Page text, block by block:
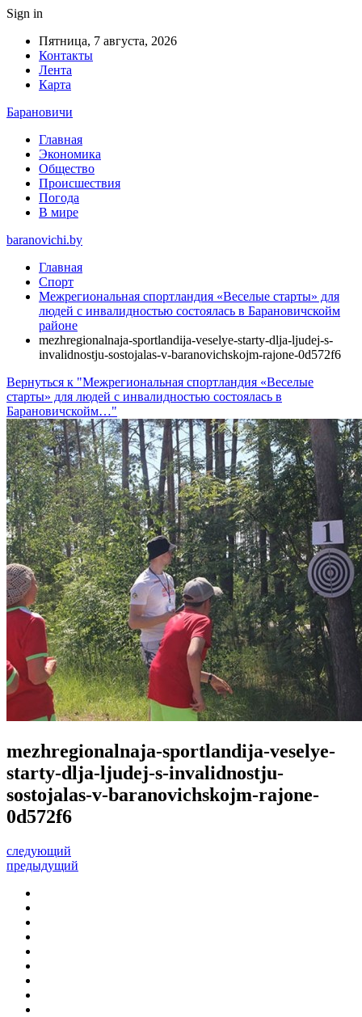
Sign in
Пятница, 7 августа, 2026
Контакты
Лента
Карта
Барановичи
Главная
Экономика
Общество
Происшествия
Погода
В мире
baranovichi.by
Главная
Спорт
Межрегиональная спортландия «Веселые старты» для
людей с инвалидностью состоялась в Барановичскойм
районе
mezhregionalnaja-sportlandija-veselye-starty-dlja-ljudej-s-
invalidnostju-sostojalas-v-baranovichskojm-rajone-0d572f6
Вернуться к "Межрегиональная спортландия «Веселые
старты» для людей с инвалидностью состоялась в
Барановичскойм…"
mezhregionalnaja-sportlandija-veselye-
starty-dlja-ljudej-s-invalidnostju-
sostojalas-v-baranovichskojm-rajone-
0d572f6
следующий
предыдущий